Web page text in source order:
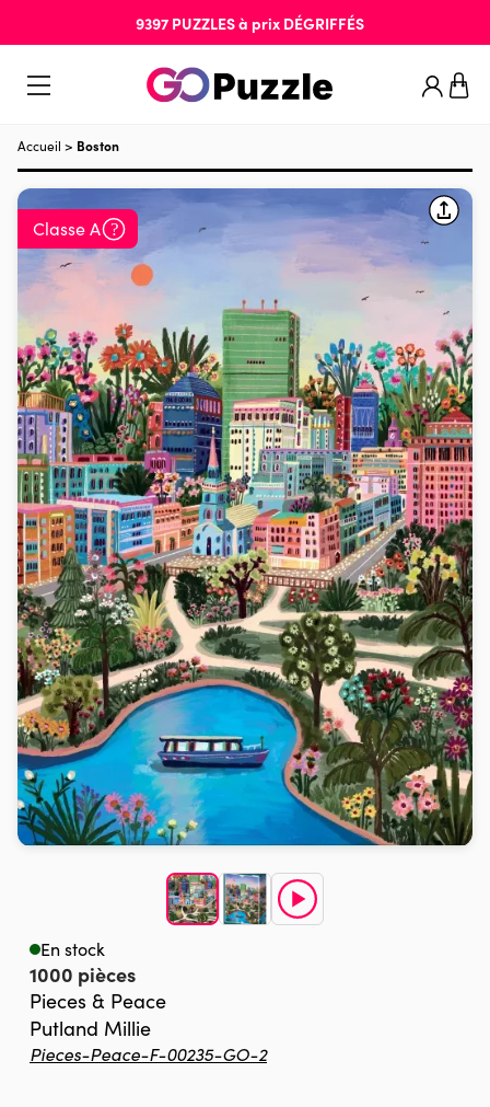
9397 PUZZLESà prix DÉGRIFFÉS
Accueil > Boston
Classe A
En stock
1000 pièces
Pieces & Peace
Putland Millie
Pieces-Peace-F-00235-GO-2